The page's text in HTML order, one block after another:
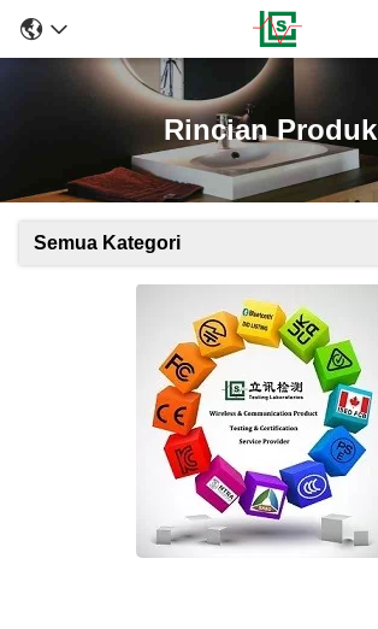
Rincian Produk
Semua Kategori